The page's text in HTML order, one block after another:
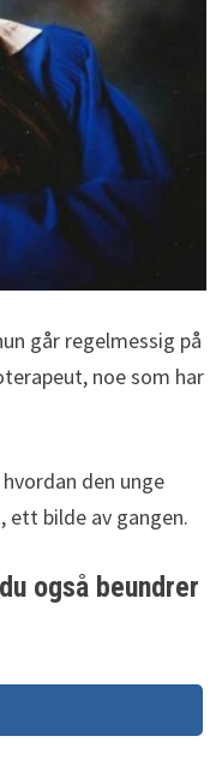
går regelmessig på
noe som har
den unge
ett bilde av gangen.
også beundrer